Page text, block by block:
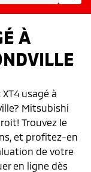
À
usagé à
Mitsubishi
Trouvez le
et profitez-en
de votre
en ligne dès